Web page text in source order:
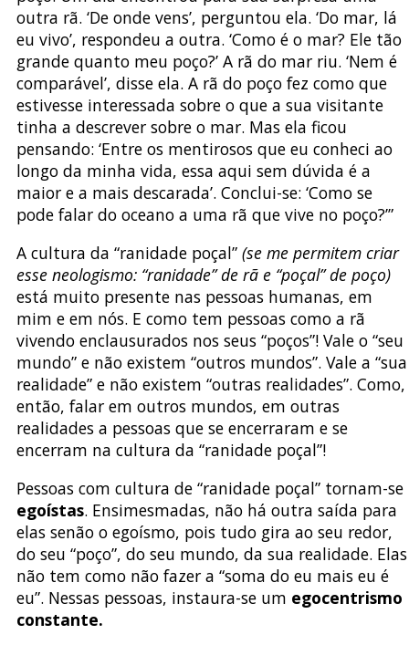
outra rã. ‘De onde vens’, perguntou ela. ‘Do mar, lá
eu vivo’, respondeu a outra. ‘Como é o mar? Ele tão
grande quanto meu poço?’ A rã do mar riu. ‘Nem é
comparável’, disse ela. A rã do poço fez como que
estivesse interessada sobre o que a sua visitante
tinha a descrever sobre o mar. Mas ela ficou
pensando: ‘Entre os mentirosos que eu conheci ao
longo da minha vida, essa aqui sem dúvida é a
maior e a mais descarada’. Conclui-se: ‘Como se
pode falar do oceano a uma rã que vive no poço?’”
A cultura da “ranidade poçal” (se me permitem criar
esse neologismo: “ranidade” de rã e “poçal” de poço)
está muito presente nas pessoas humanas, em
mim e em nós. E como tem pessoas como a rã
vivendo enclausurados nos seus “poços”! Vale o “seu
mundo” e não existem “outros mundos”. Vale a “sua
realidade” e não existem “outras realidades”. Como,
então, falar em outros mundos, em outras
realidades a pessoas que se encerraram e se
encerram na cultura da “ranidade poçal”!
Pessoas com cultura de “ranidade poçal” tornam-se
egoístas. Ensimesmadas, não há outra saída para
elas senão o egoísmo, pois tudo gira ao seu redor,
do seu “poço”, do seu mundo, da sua realidade. Elas
não tem como não fazer a “soma do eu mais eu é
eu”. Nessas pessoas, instaura-se um egocentrismo
constante.